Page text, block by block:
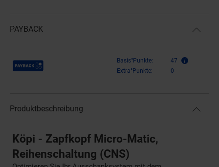
PAYBACK
Payback Punkte Basis°Punkte:
47
Extra°Punkte:
0
Produktbeschreibung
Köpi - Zapfkopf Micro-Matic,
Reihenschaltung (CNS)